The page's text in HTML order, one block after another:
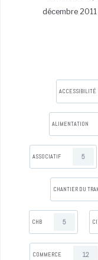
décembre 2011
ACCESSIBILITÉ
ALIMENTATION
ASSOCIATIF 5
CHANTIER DU
CHB 5
COMMERCE 12